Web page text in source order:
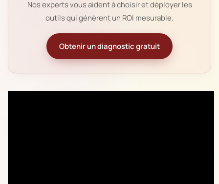
Nos experts vous aident à choisir et déployer les
outils qui génèrent un ROI mesurable.
Obtenir un diagnostic gratuit